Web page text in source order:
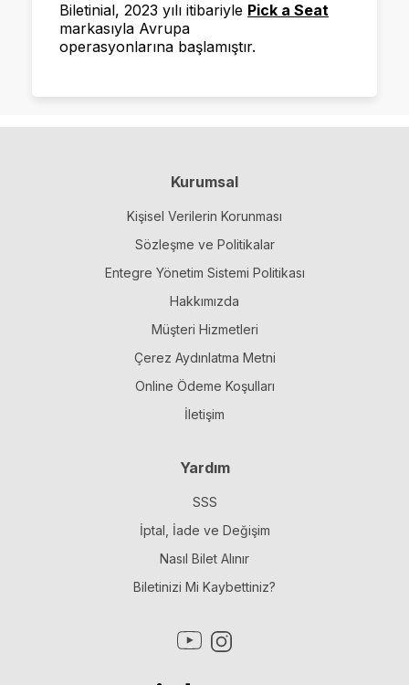
Biletinial, 2023 yılı itibariyle Pick a Seat
markasıyla Avrupa
operasyonlarına başlamıştır.
Kurumsal
Kişisel Verilerin Korunması
Sözleşme ve Politikalar
Entegre Yönetim Sistemi Politikası
Hakkımızda
Müşteri Hizmetleri
Çerez Aydınlatma Metni
Online Ödeme Koşulları
İletişim
Yardım
SSS
İptal, İade ve Değişim
Nasıl Bilet Alınır
Biletinizi Mi Kaybettiniz?